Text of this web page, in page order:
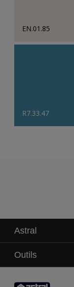
EN.01.85
R7.33.47
Astral
La marque
Service technique
Contact
Outils